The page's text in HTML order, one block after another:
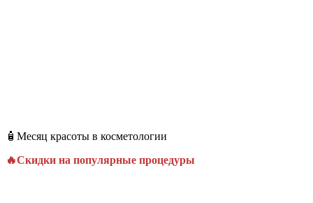
🧴Месяц красоты в косметологии
🔥Скидки на популярные процедуры